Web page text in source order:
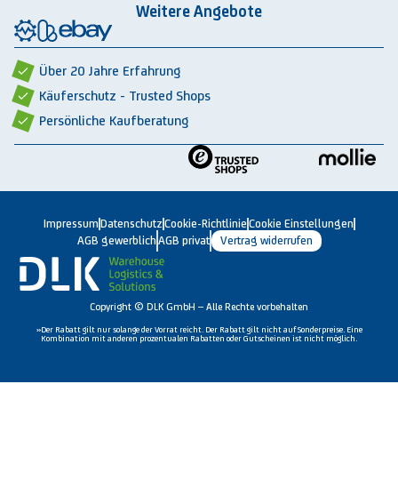
Cookie-Einstellungen
Rückbauten & Ankauf gebrauchter Lagertechnik
Über 20 Jahre Erfahrung
Käuferschutz - Trusted Shops
Persönliche Kaufberatung
Weitere Angebote
Impressum Datenschutz Cookie-Richtlinie Cookie Einstellungen
AGB gewerblich AGB privat Vertrag widerrufen
Copyright © DLK GmbH – Alle Rechte vorbehalten
»Der Rabatt gilt nur solange der Vorrat reicht. Der Rabatt gilt nicht auf Sonderpreise. Eine
Kombination mit anderen prozentualen Rabatten oder Gutscheinen ist nicht möglich.